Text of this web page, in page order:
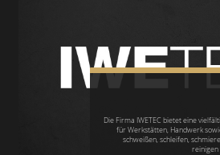
Die Firma IWETEC bietet eine
für Werkstätten, Handwerk
schweißen, schleifen,
reinigen